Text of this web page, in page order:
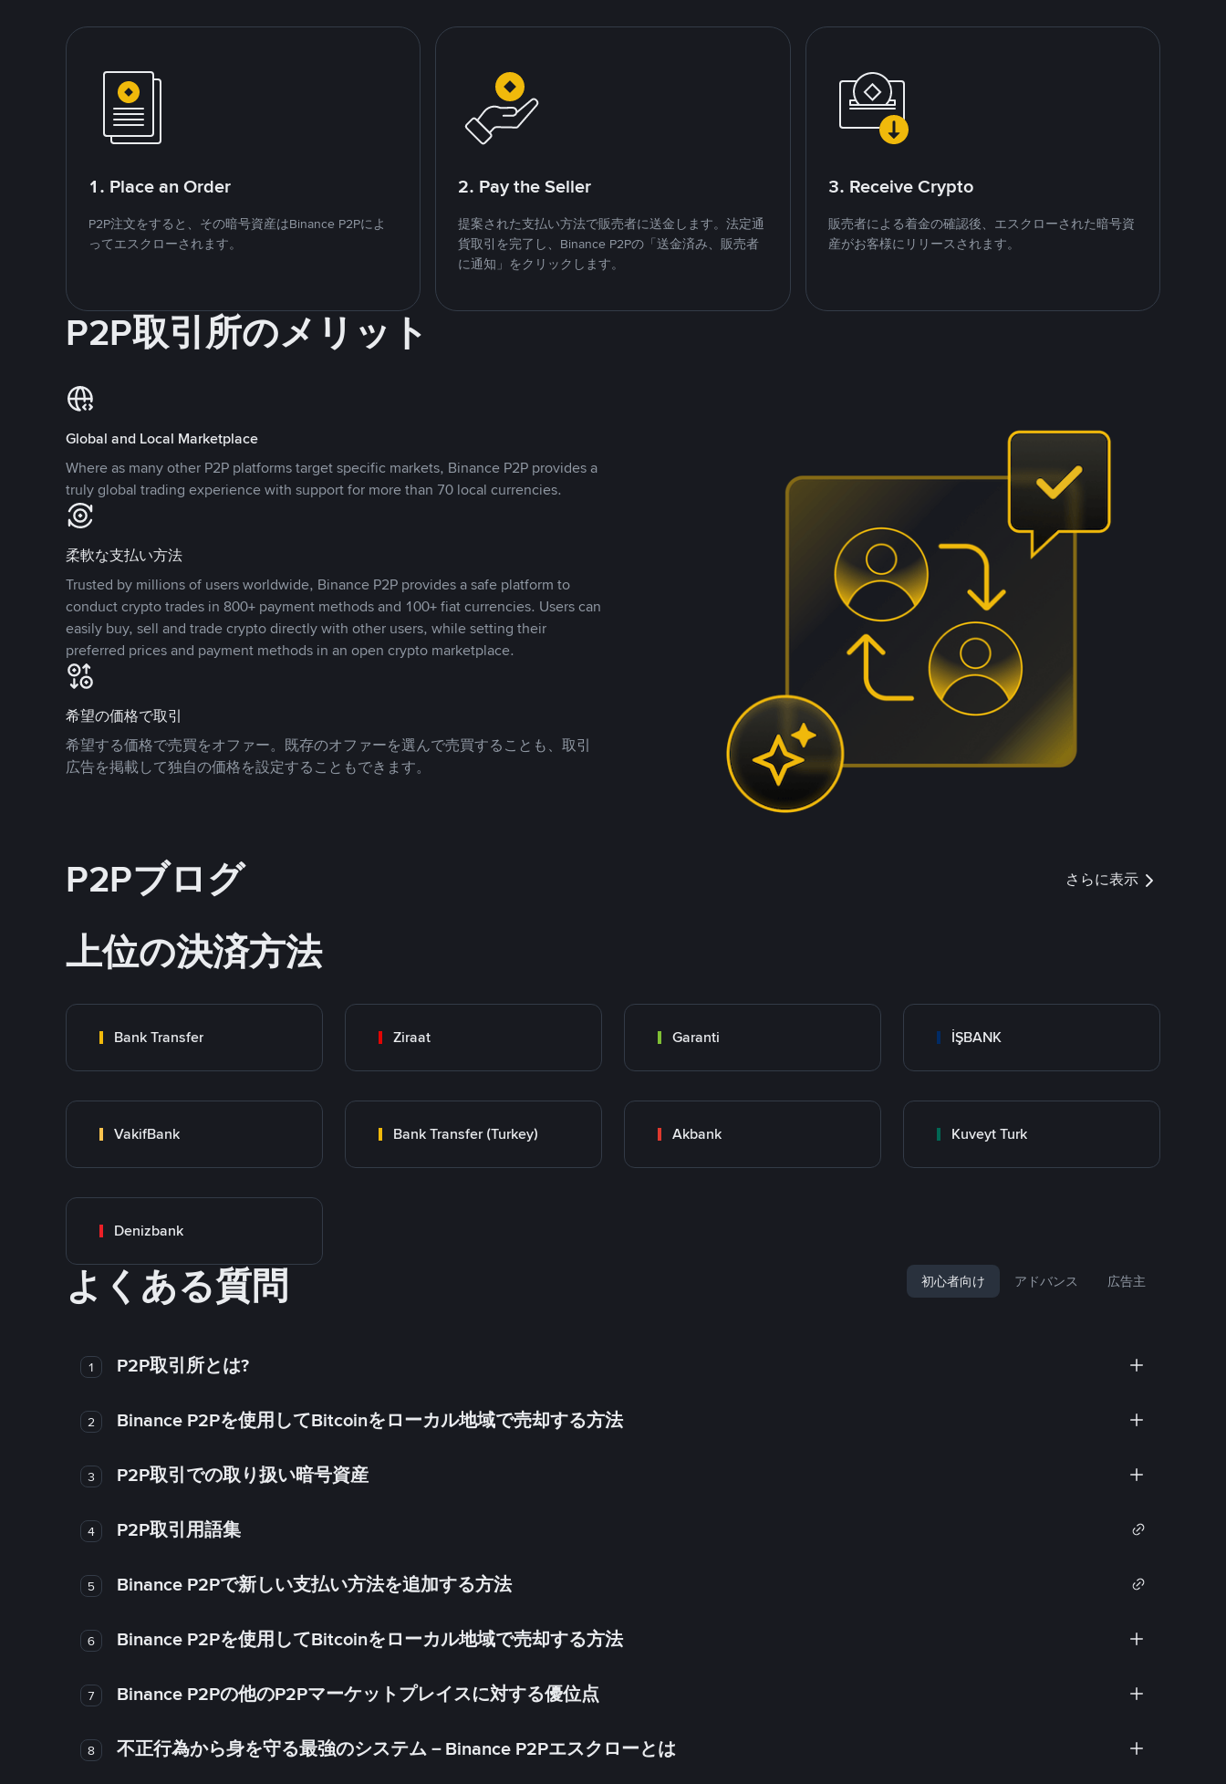
1. Place an Order
P2P注文をすると、その暗号資産はBinance P2Pによ
ってエスクローされます。
2. Pay the Seller
提案された支払い方法で販売者に送金します。法定通
貨取引を完了し、Binance P2Pの「送金済み、販売者
に通知」をクリックします。
3. Receive Crypto
販売者による着金の確認後、エスクローされた暗号資
産がお客様にリリースされます。
P2P取引所のメリット
Global and Local Marketplace
Where as many other P2P platforms target specific markets, Binance P2P provides a
truly global trading experience with support for more than 70 local currencies.
柔軟な支払い方法
Trusted by millions of users worldwide, Binance P2P provides a safe platform to
conduct crypto trades in 800+ payment methods and 100+ fiat currencies. Users can
easily buy, sell and trade crypto directly with other users, while setting their
preferred prices and payment methods in an open crypto marketplace.
希望の価格で取引
希望する価格で売買をオファー。既存のオファーを選んで売買することも、取引
広告を掲載して独自の価格を設定することもできます。
P2Pブログ さらに表示
上位の決済方法
Bank Transfer Ziraat Garanti İŞBANK
VakifBank Bank Transfer (Turkey) Akbank Kuveyt Turk
Denizbank
よくある質問 初心者向け アドバンス 広告主
1 P2P取引所とは?
2 Binance P2Pを使用してBitcoinをローカル地域で売却する方法
3 P2P取引での取り扱い暗号資産
4 P2P取引用語集
5 Binance P2Pで新しい支払い方法を追加する方法
6 Binance P2Pを使用してBitcoinをローカル地域で売却する方法
7 Binance P2Pの他のP2Pマーケットプレイスに対する優位点
8 不正行為から身を守る最強のシステム－Binance P2Pエスクローとは